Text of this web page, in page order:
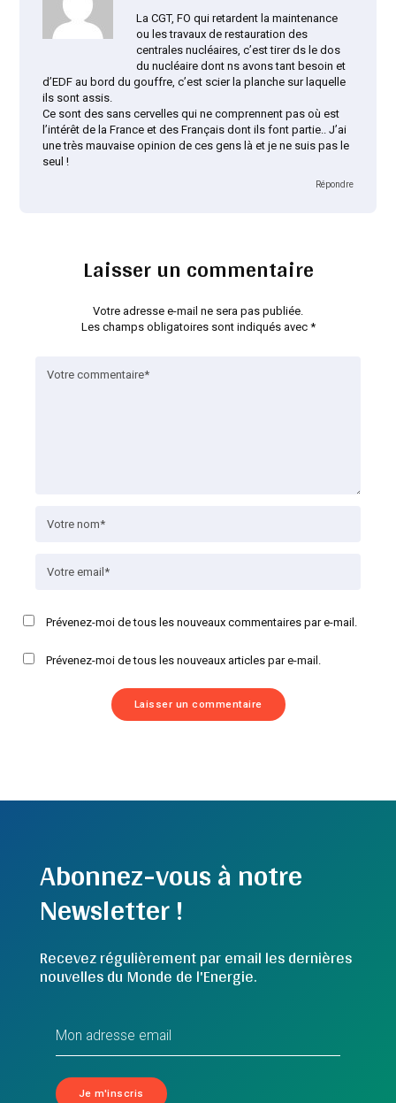
La CGT, FO qui retardent la maintenance
ou les travaux de restauration des
centrales nucléaires, c’est tirer ds le dos
du nucléaire dont ns avons tant besoin et
d’EDF au bord du gouffre, c’est scier la planche sur laquelle
ils sont assis.
Ce sont des sans cervelles qui ne comprennent pas où est
l’intérêt de la France et des Français dont ils font partie.. J’ai
une très mauvaise opinion de ces gens là et je ne suis pas le
seul !
Répondre
Laisser un commentaire
Votre adresse e-mail ne sera pas publiée.
Les champs obligatoires sont indiqués avec *
Prévenez-moi de tous les nouveaux commentaires par e-mail.
Prévenez-moi de tous les nouveaux articles par e-mail.
Abonnez-vous à notre
Newsletter !
Recevez régulièrement par email les dernières
nouvelles du Monde de l'Energie.